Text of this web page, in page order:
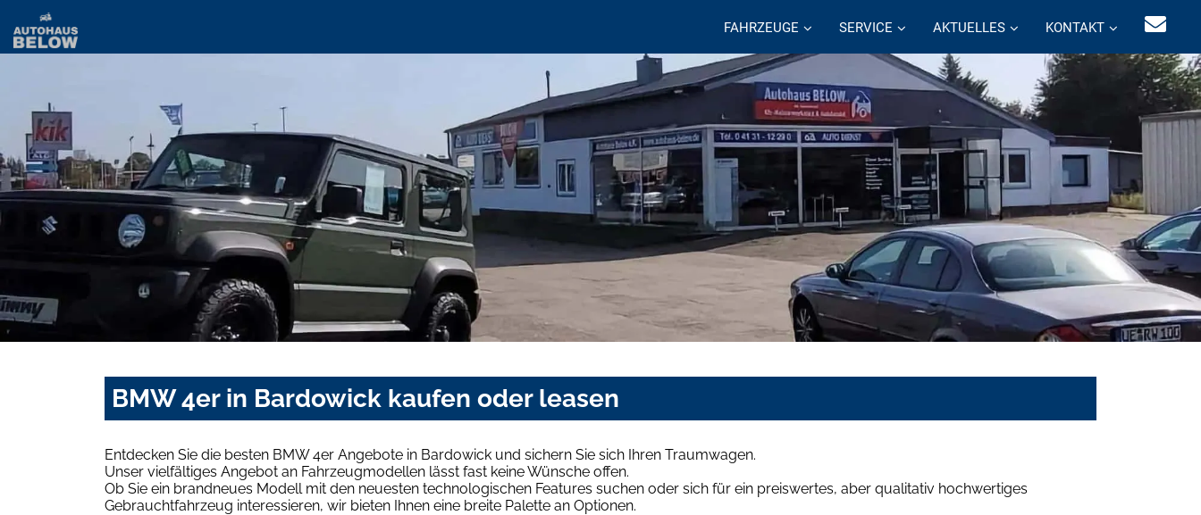
FAHRZEUGE SERVICE AKTUELLES KONTAKT
BMW 4er in Bardowick kaufen oder leasen
Entdecken Sie die besten BMW 4er Angebote in Bardowick und sichern Sie sich Ihren Traumwagen.
Unser vielfältiges Angebot an Fahrzeugmodellen lässt fast keine Wünsche offen.
Ob Sie ein brandneues Modell mit den neuesten technologischen Features suchen oder sich für ein preiswertes, aber qualitativ hochwertiges
Gebrauchtfahrzeug interessieren, wir bieten Ihnen eine breite Palette an Optionen.